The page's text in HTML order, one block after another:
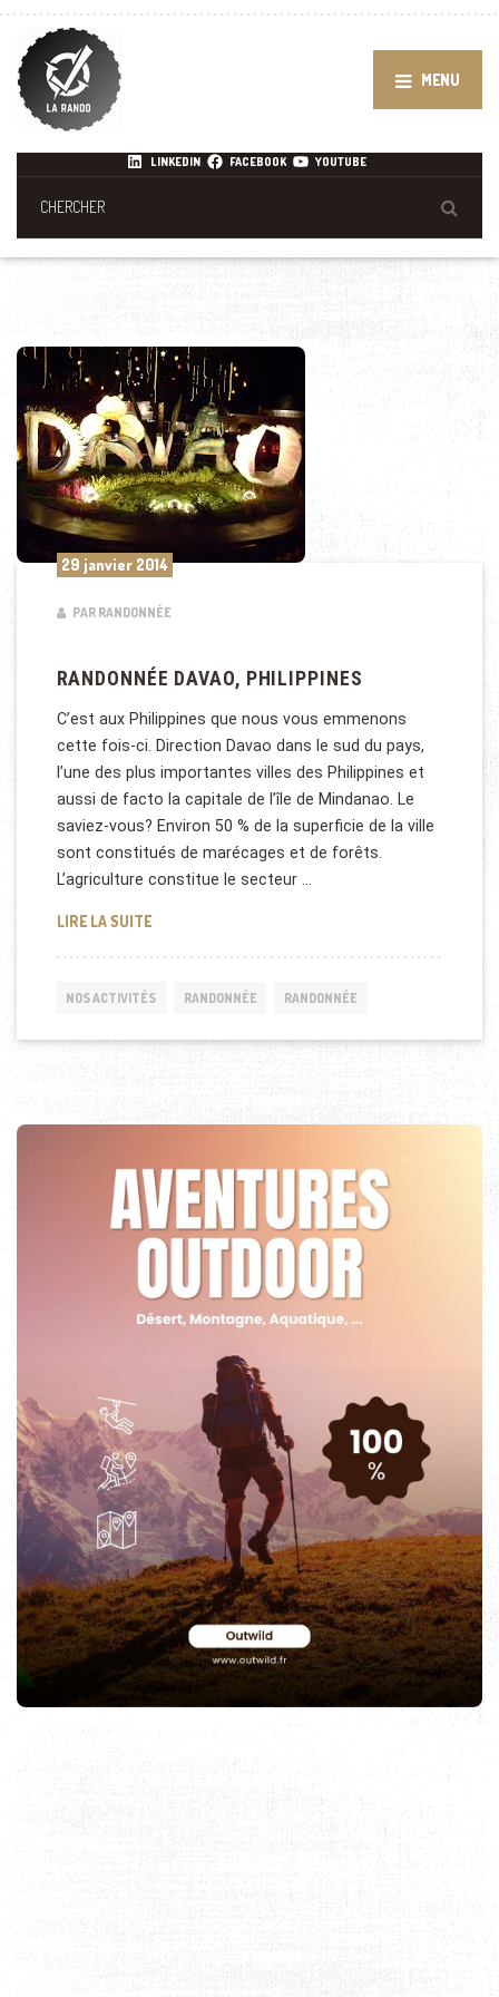
MENU
LINKEDIN FACEBOOK YOUTUBE
29 janvier 2014
PAR RANDONNÉE
RANDONNÉE DAVAO, PHILIPPINES
C’est aux Philippines que nous vous emmenons
cette fois-ci. Direction Davao dans le sud du pays,
l’une des plus importantes villes des Philippines et
aussi de facto la capitale de l’île de Mindanao. Le
saviez-vous? Environ 50 % de la superficie de la ville
sont constitués de marécages et de forêts.
L’agriculture constitue le secteur …
LIRE LA SUITERANDONNÉE DAVAO, PHILIPPINES
NOS ACTIVITÉS RANDONNÉE RANDONNÉE